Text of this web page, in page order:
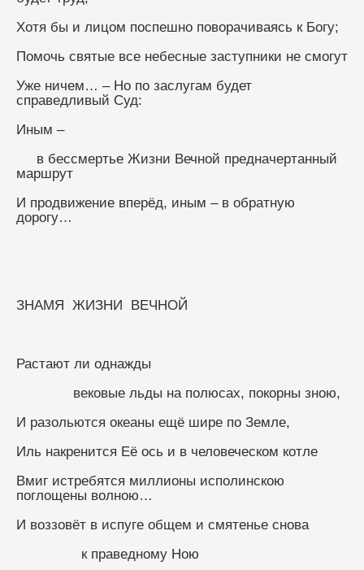
Хотя бы и лицом поспешно поворачиваясь к Богу;
Помочь святые все небесные заступники не смогут
Уже ничем… – Но по заслугам будет
справедливый Суд:
Иным –
маршрут
И продвижение вперёд, иным – в обратную
дорогу…
ЗНАМЯ  ЖИЗНИ  ВЕЧНОЙ
Растают ли однажды
              вековые льды на полюсах, покорны зною,
И разольются океаны ещё шире по Земле,
Иль накренится Её ось и в человеческом котле
Вмиг истребятся миллионы исполинскою
поглощены волною…
И воззовёт в испуге общем и смятенье снова
                к праведному Ною